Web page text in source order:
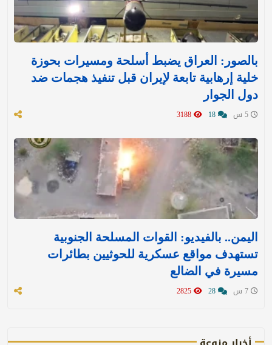
بالصور: العراق يضبط أسلحة ومسيرات بحوزة
خلية إرهابية تابعة لإيران قبل تنفيذ هجمات ضد
دول الجوار
اليمن.. بالفيديو: القوات المسلحة الجنوبية
تستهدف مواقع عسكرية للحوثيين بطائرات
مسيرة في الضالع